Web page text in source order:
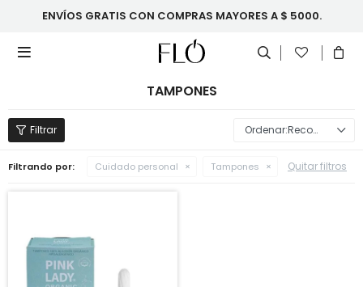
ENVÍOS GRATIS CON COMPRAS MAYORES A $ 5000.

TAMPONES
Recomendados
Filtrando por: Cuidado personal Tampones Quitar filtros